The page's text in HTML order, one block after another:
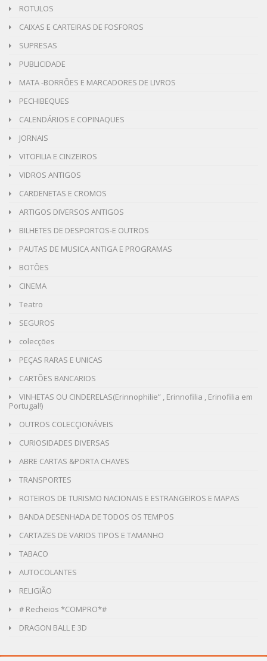
ROTULOS
CAIXAS E CARTEIRAS DE FOSFOROS
SUPRESAS
PUBLICIDADE
MATA -BORRÕES E MARCADORES DE LIVROS
PECHIBEQUES
CALENDÁRIOS E COPINAQUES
JORNAIS
VITOFILIA E CINZEIROS
VIDROS ANTIGOS
CARDENETAS E CROMOS
ARTIGOS DIVERSOS ANTIGOS
BILHETES DE DESPORTOS-E OUTROS
PAUTAS DE MUSICA ANTIGA E PROGRAMAS
BOTÕES
CINEMA
Teatro
SEGUROS
colecções
PEÇAS RARAS E UNICAS
CARTÕES BANCARIOS
VINHETAS OU CINDERELAS(Erinnophilie” , Erinnofilia , Erinofilia em
Portugal!)
OUTROS COLECÇIONÁVEIS
CURIOSIDADES DIVERSAS
ABRE CARTAS &PORTA CHAVES
TRANSPORTES
ROTEIROS DE TURISMO NACIONAIS E ESTRANGEIROS E MAPAS
BANDA DESENHADA DE TODOS OS TEMPOS
CARTAZES DE VARIOS TIPOS E TAMANHO
TABACO
AUTOCOLANTES
RELIGIÃO
# Recheios *COMPRO*#
DRAGON BALL E 3D